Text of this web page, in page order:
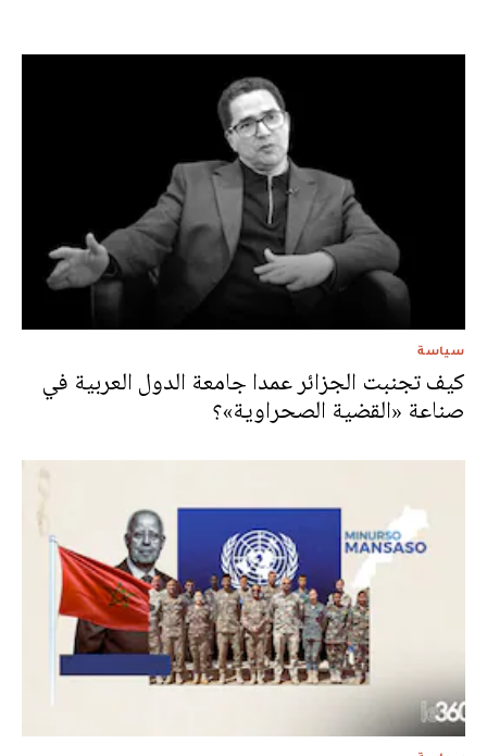
سياسة
كيف تجنبت الجزائر عمدا جامعة الدول العربية في
صناعة «القضية الصحراوية»؟